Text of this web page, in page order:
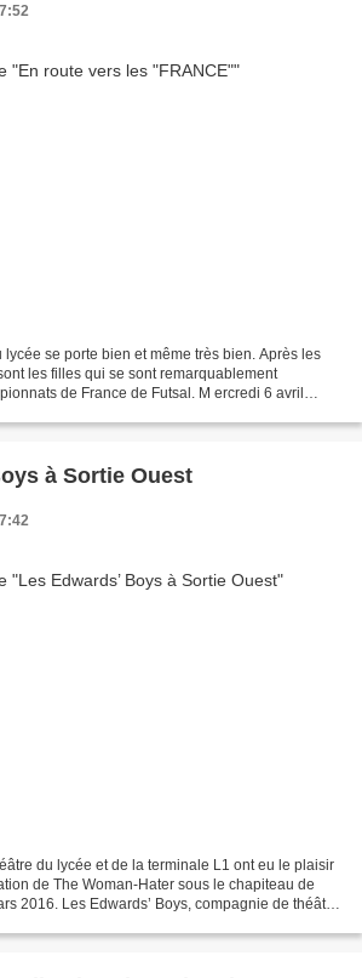
lycée se porte bien et même très bien. Après les
les filles qui se sont remarquablement
de France de Futsal. M ercredi 6 avril
à Sortie Ouest
du lycée et de la terminale L1 ont eu le plaisir
de The Woman-Hater sous le chapiteau de
2016. Les Edwards’ Boys, compagnie de théâtre